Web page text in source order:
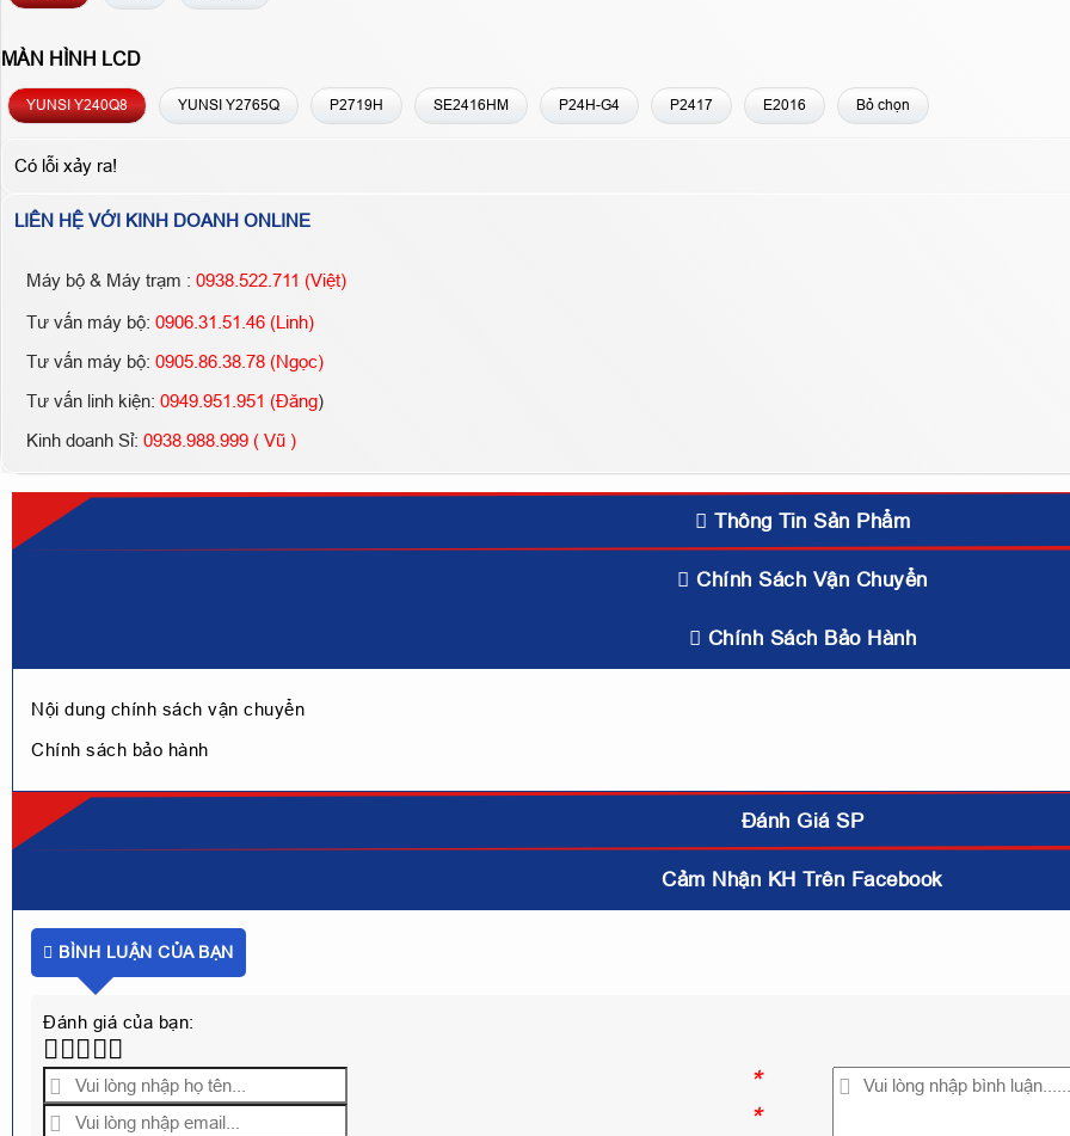
MÀN HÌNH LCD
YUNSI Y240Q8 YUNSI Y2765Q P2719H SE2416HM P24H-G4 P2417 E2016 Bỏ chọn
Có lỗi xảy ra!
LIÊN HỆ VỚI KINH DOANH ONLINE
Máy bộ & Máy trạm : 0938.522.711 (Việt)
Tư vấn máy bộ: 0906.31.51.46 (Linh)
Tư vấn máy bộ: 0905.86.38.78 (Ngọc)
Tư vấn linh kiện: 0949.951.951 (Đăng)
Kinh doanh Sỉ: 0938.988.999 ( Vũ )
Thông Tin Sản Phẩm
Chính Sách Vận Chuyển
Chính Sách Bảo Hành
Nội dung chính sách vận chuyển
Chính sách bảo hành
Đánh Giá SP
Cảm Nhận KH Trên Facebook
BÌNH LUẬN CỦA BẠN
Đánh giá của bạn:
*
*